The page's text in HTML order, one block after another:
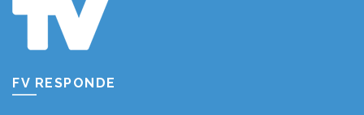
FV RESPONDE